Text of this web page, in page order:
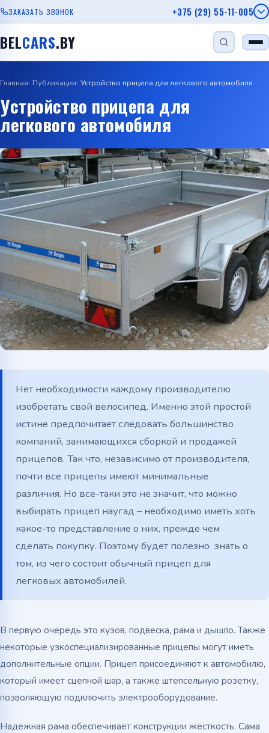
ЗАКАЗАТЬ ЗВОНОК +375 (29) 55-11-005
Viber
Telegram
WhatsApp
BELCARS.BY
НАЙТИ
Прицеп для дачи
Прицеп с бортом Автовозы
Главная Публикации Устройство прицепа для легкового автомобиля
Устройство прицепа для
легкового автомобиля
Нет необходимости каждому производителю
изобретать свой велосипед. Именно этой простой
истине предпочитает следовать большинство
компаний, занимающихся сборкой и продажей
прицепов. Так что, независимо от производителя,
почти все прицепы имеют минимальные
различия. Но все-таки это не значит, что можно
выбирать прицеп наугад – необходимо иметь хоть
какое-то представление о них, прежде чем
сделать покупку. Поэтому будет полезно знать о
том, из чего состоит обычный прицеп для
легковых автомобилей.
В первую очередь это кузов, подвеска, рама и дышло. Также
некоторые узкоспециализированные прицепы могут иметь
дополнительные опции. Прицеп присоединяют к автомобилю,
который имеет сцепной шар, а также штепсельную розетку,
позволяющую подключить электрооборудование.
Надежная рама обеспечивает конструкции жесткость. Сама